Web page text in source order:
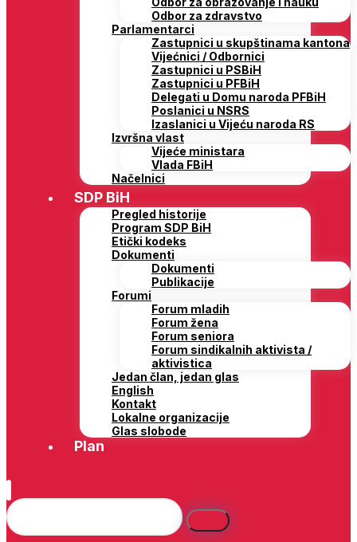
Odbor za zdravstvo
Parlamentarci
Zastupnici u skupštinama kantona
Vijećnici / Odbornici
Zastupnici u PSBiH
Zastupnici u PFBiH
Delegati u Domu naroda PFBiH
Poslanici u NSRS
Izaslanici u Vijeću naroda RS
Izvršna vlast
Vijeće ministara
Vlada FBiH
Načelnici
SDP BiH
Pregled historije
Program SDP BiH
Etički kodeks
Dokumenti
Dokumenti
Publikacije
Forumi
Forum mladih
Forum žena
Forum seniora
Forum sindikalnih aktivista /
aktivistica
Jedan član, jedan glas
English
Kontakt
Lokalne organizacije
Glas slobode
Plan